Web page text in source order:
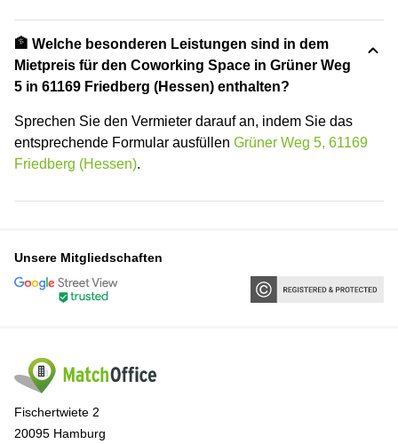
🏦 Welche besonderen Leistungen sind in dem
Mietpreis für den Coworking Space in Grüner Weg
5 in 61169 Friedberg (Hessen) enthalten?
Sprechen Sie den Vermieter darauf an, indem Sie das
entsprechende Formular ausfüllen Grüner Weg 5, 61169
Friedberg (Hessen).
Unsere Mitgliedschaften
Fischertwiete 2
20095 Hamburg